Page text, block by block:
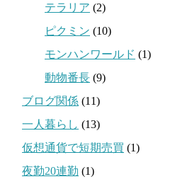
テラリア (2)
ピクミン (10)
モンハンワールド (1)
動物番長 (9)
ブログ関係 (11)
一人暮らし (13)
仮想通貨で短期売買 (1)
夜勤20連勤 (1)